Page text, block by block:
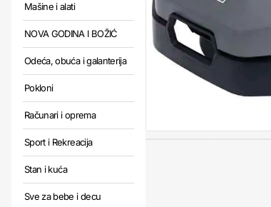
Mašine i alati
NOVA GODINA I BOŽIĆ
Odeća, obuća i galanterija
Pokloni
Računari i oprema
Sport i Rekreacija
Stan i kuća
Sve za bebe i decu